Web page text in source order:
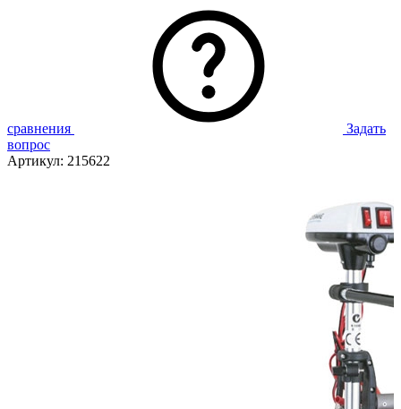
сравнения
Задать
вопрос
Артикул: 215622